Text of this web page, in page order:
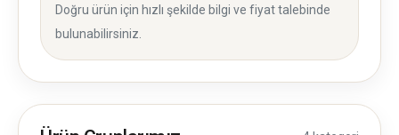
Doğru ürün için hızlı şekilde bilgi ve fiyat talebinde
bulunabilirsiniz.